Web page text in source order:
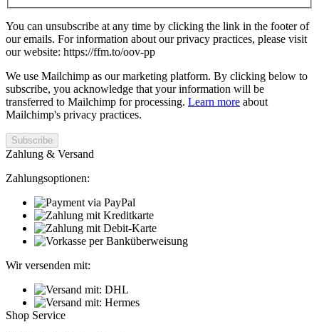
You can unsubscribe at any time by clicking the link in the footer of
our emails. For information about our privacy practices, please visit
our website: https://ffm.to/oov-pp
We use Mailchimp as our marketing platform. By clicking below to
subscribe, you acknowledge that your information will be
transferred to Mailchimp for processing. Learn more about
Mailchimp's privacy practices.
Zahlung & Versand
Zahlungsoptionen:
Wir versenden mit:
Shop Service